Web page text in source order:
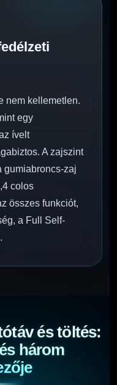
nem kellemetlen.
egy
ívelt
A zajszint
gumiabroncs-zaj
colos
összes funkciót,
a Full Self-
és töltés:
három